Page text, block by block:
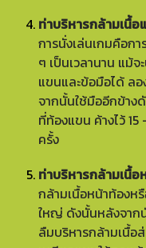
ท่าบริหารกล้ามเนื้อ
การนั่งเล่นเกมคือก
ๆ เป็นเวลานาน แม้จ
แขนและข้อมือได้ ล
จากนั้นใช้มืออีกข้าง
ที่ท้องแขน ค้างไว้
ครั้ง
ท่าบริหารกล้ามเนื้อ
กล้ามเนื้อหน้าท้องห
ใหญ่ ดังนั้นหลังจากนั่
ลืมบริหารกล้ามเนื้อ